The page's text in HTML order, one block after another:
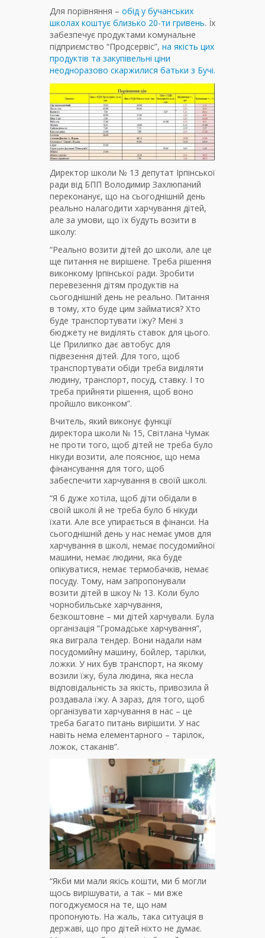
Для порівняння – обід у бучанських
школах коштує близько 20-ти гривень. Їх
забезпечує продуктами комунальне
підприємство “Продсервіс”, на якість цих
продуктів та закупівельні ціни
неодноразово скаржилися батьки з Бучі.
Директор школи № 13 депутат Ірпінської
ради від БПП Володимир Захлюпаний
переконанує, що на сьогоднішній день
реально налагодити харчування дітей,
але за умови, що їх будуть возити в
школу:
“Реально возити дітей до школи, але це
ще питання не вирішене. Треба рішення
виконкому Ірпінської ради. Зробити
перевезення дітям продуктів на
сьогоднішній день не реально. Питання
в тому, хто буде цим займатися? Хто
буде транспортувати їжу? Мені з
бюджету не виділять ставок для цього.
Це Прилипко дає автобус для
підвезення дітей. Для того, щоб
транспортувати обіди треба виділяти
людину, транспорт, посуд, ставку. І то
треба прийняти рішення, щоб воно
пройшло виконком”.
Вчитель, який виконує функції
директора школи № 15, Світлана Чумак
не проти того, щоб дітей не треба було
нікуди возити, але пояснює, що нема
фінансування для того, щоб
забеспечити харчування в своїй школі.
“Я б дуже хотіла, щоб діти обідали в
своїй школі й не треба було б нікуди
їхати. Але все упирається в фінанси. На
сьогоднішній день у нас немає умов для
харчування в школі, немає посудомийної
машини, немає людини, яка буде
опікуватися, немає термобачків, немає
посуду. Тому, нам запропонували
возити дітей в шкоу № 13. Коли було
чорнобильське харчування,
безкоштовне – ми дітей харчували. Була
організація “Громадське харчування”,
яка виграла тендер. Вони надали нам
посудомийну машину, бойлер, тарілки,
ложки. У них був транспорт, на якому
возили їжу, була людина, яка несла
відповідальність за якість, привозила й
роздавала їжу. А зараз, для того, щоб
організувати харчування в нас – це
треба багато питань вирішити. У нас
навіть нема елементарного – тарілок,
ложок, стаканів”.
“Якби ми мали якісь кошти, ми б могли
щось вирішувати, а так – ми вже
погоджуємося на те, що нам
пропонують. На жаль, така ситуація в
державі, що про дітей ніхто не думає.